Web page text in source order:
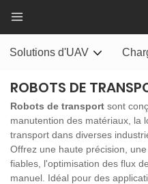
Solutions d'UAV
ROBOTS DE
Robots de transport sont
manutention des matériaux, la
transport dans diverses
Offrez une haute précision,
fiables, l'optimisation des flux
manuel. Idéal pour des